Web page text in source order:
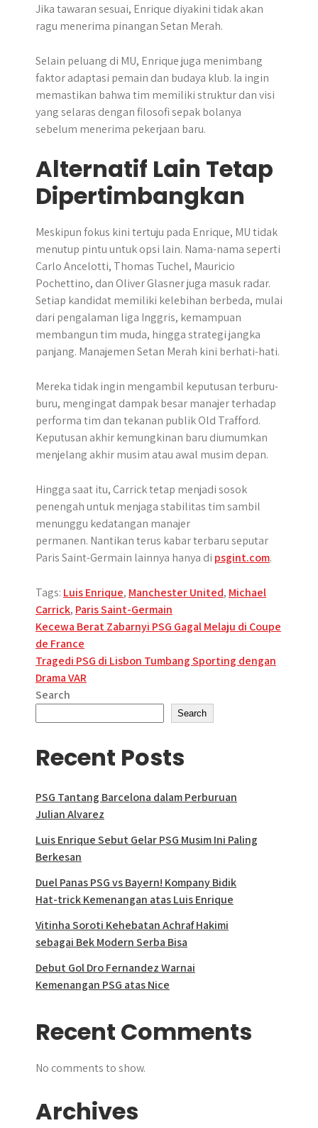
Jika tawaran sesuai, Enrique diyakini tidak akan
ragu menerima pinangan Setan Merah.
Selain peluang di MU, Enrique juga menimbang
faktor adaptasi pemain dan budaya klub. Ia ingin
memastikan bahwa tim memiliki struktur dan visi
yang selaras dengan filosofi sepak bolanya
sebelum menerima pekerjaan baru.
Alternatif Lain Tetap
Dipertimbangkan
Meskipun fokus kini tertuju pada Enrique, MU tidak
menutup pintu untuk opsi lain. Nama-nama seperti
Carlo Ancelotti, Thomas Tuchel, Mauricio
Pochettino, dan Oliver Glasner juga masuk radar.
Setiap kandidat memiliki kelebihan berbeda, mulai
dari pengalaman liga Inggris, kemampuan
membangun tim muda, hingga strategi jangka
panjang. Manajemen Setan Merah kini berhati-hati.
Mereka tidak ingin mengambil keputusan terburu-
buru, mengingat dampak besar manajer terhadap
performa tim dan tekanan publik Old Trafford.
Keputusan akhir kemungkinan baru diumumkan
menjelang akhir musim atau awal musim depan.
Hingga saat itu, Carrick tetap menjadi sosok
penengah untuk menjaga stabilitas tim sambil
menunggu kedatangan manajer
permanen. Nantikan terus kabar terbaru seputar
Paris Saint-Germain lainnya hanya di psgint.com.
Tags: Luis Enrique, Manchester United, Michael
Carrick, Paris Saint-Germain
Post
navigation
Kecewa Berat Zabarnyi PSG Gagal Melaju di Coupe
de France
Tragedi PSG di Lisbon Tumbang Sporting dengan
Drama VAR
Search
Search
Recent Posts
PSG Tantang Barcelona dalam Perburuan
Julian Alvarez
Luis Enrique Sebut Gelar PSG Musim Ini Paling
Berkesan
Duel Panas PSG vs Bayern! Kompany Bidik
Hat-trick Kemenangan atas Luis Enrique
Vitinha Soroti Kehebatan Achraf Hakimi
sebagai Bek Modern Serba Bisa
Debut Gol Dro Fernandez Warnai
Kemenangan PSG atas Nice
Recent Comments
No comments to show.
Archives